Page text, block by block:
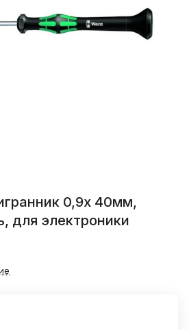
0,9х 40мм,
для электроники